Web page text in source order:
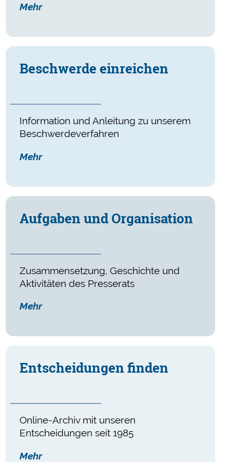
Mehr
Beschwerde einreichen
Information und Anleitung zu unserem
Beschwerdeverfahren
Mehr
Aufgaben und Organisation
Zusammensetzung, Geschichte und
Aktivitäten des Presserats
Mehr
Ent­scheidungen finden
Online-Archiv mit unseren
Entscheidungen seit 1985
Mehr